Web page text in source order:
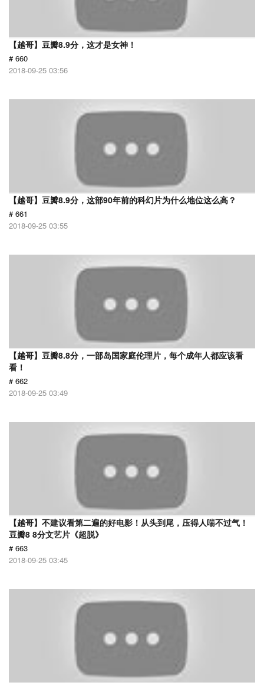
【越哥】豆瓣8.9分，这才是女神！
# 660
2018-09-25 03:56
【越哥】豆瓣8.9分，这部90年前的科幻片为什么地位这么高？
# 661
2018-09-25 03:55
【越哥】豆瓣8.8分，一部岛国家庭伦理片，每个成年人都应该看
看！
# 662
2018-09-25 03:49
【越哥】不建议看第二遍的好电影！从头到尾，压得人喘不过气！
豆瓣8 8分文艺片《超脱》
# 663
2018-09-25 03:45